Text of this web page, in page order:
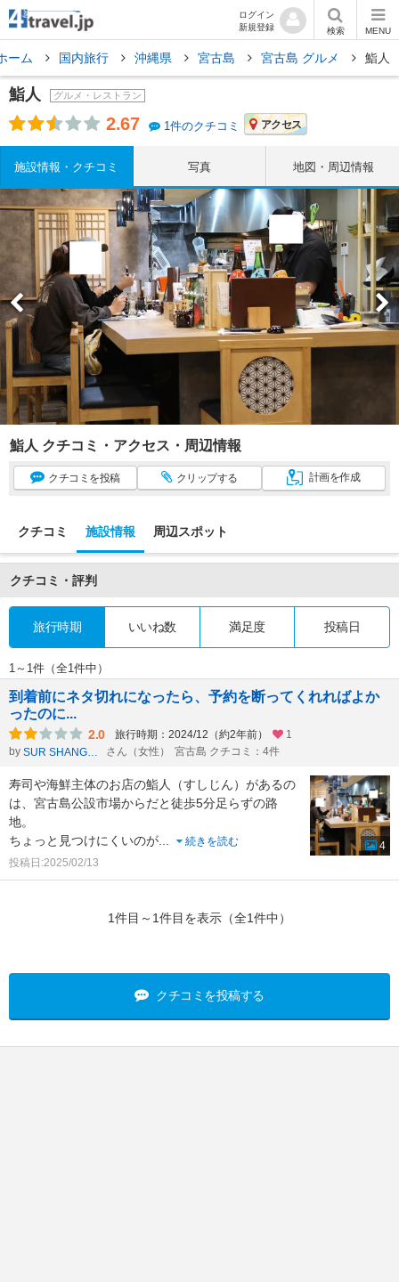
ログイン
新規登録
検索 MENU
ーム 国内旅行 沖縄県 宮古島 宮古島 グルメ 鮨人
鮨人 グルメ・レストラン
2.67 1件のクチコミ アクセス
施設情報・クチコミ 写真 地図・周辺情報
鮨人 クチコミ・アクセス・周辺情報
クチコミ を投稿 クリップする 計画を作成
クチコミ 施設情報 周辺スポット
クチコミ・評判
旅行時期 いいね数 満足度 投稿日
1～1件（全1件中）
到着前にネタ切れになったら、予約を断ってくれればよか
ったのに...
2.0 旅行時期：2024/12（約2年前）
1
by
SUR SHANGHAI さん（女性） 宮古島 クチコミ：4件
寿司や海鮮主体のお店の鮨人（すしじん）があるの
は、宮古島公設市場からだと徒歩5分足らずの路
地。
ちょっと見つけにくいのが...
続きを読む
投稿日:2025/02/13
4
1件目～1件目を表示（全1件中）
クチコミを投稿する